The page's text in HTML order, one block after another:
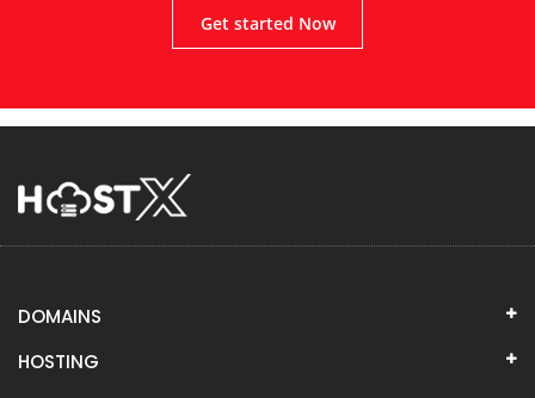
Get started Now
DOMAINS
HOSTING